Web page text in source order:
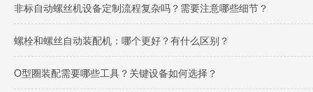
非标自动螺丝机设备定制流程复杂吗？需要注意哪些细节？
螺栓和螺丝自动装配机：哪个更好？有什么区别？
O型圈装配需要哪些工具？关键设备如何选择？